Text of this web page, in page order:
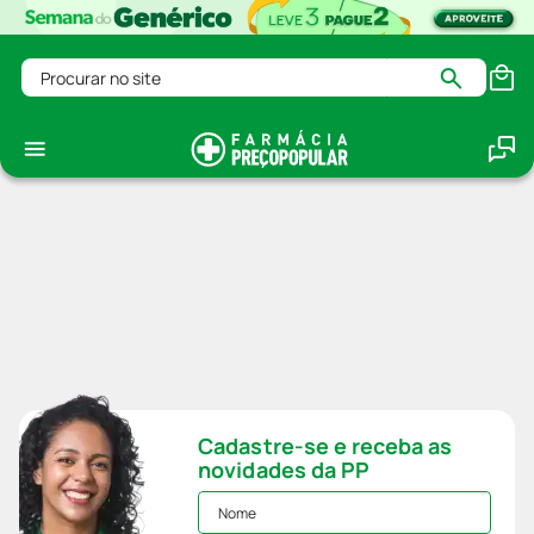
Procurar no site
Cadastre-se e receba as
novidades da PP